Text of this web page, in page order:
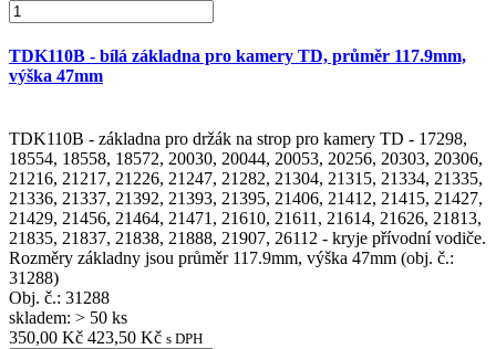
TDK110B - bílá základna pro kamery TD, průměr 117.9mm,
výška 47mm
TDK110B - základna pro držák na strop pro kamery TD - 17298,
18554, 18558, 18572, 20030, 20044, 20053, 20256, 20303, 20306,
21216, 21217, 21226, 21247, 21282, 21304, 21315, 21334, 21335,
21336, 21337, 21392, 21393, 21395, 21406, 21412, 21415, 21427,
21429, 21456, 21464, 21471, 21610, 21611, 21614, 21626, 21813,
21835, 21837, 21838, 21888, 21907, 26112 - kryje přívodní vodiče.
Rozměry základny jsou průměr 117.9mm, výška 47mm (obj. č.:
31288)
Obj. č.: 31288
skladem: > 50 ks
350,00 Kč 423,50 Kč s DPH